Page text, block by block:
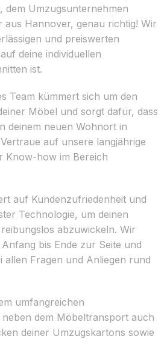
dem Umzugsunternehmen
Hannover, genau richtig! Wir
und preiswerten
deine individuellen
ist.
Team kümmert sich um den
Möbel und sorgt dafür, dass
deinem neuen Wohnort in
auf unsere langjährige
Know-how im Bereich
auf Kundenzufriedenheit und
Technologie, um deinen
abzuwickeln. Wir
bis Ende zur Seite und
allen Fragen und Anliegen rund
umfangreichen
dem Möbeltransport auch
deiner Umzugskartons sowie